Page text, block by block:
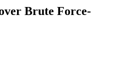
Brute Force-